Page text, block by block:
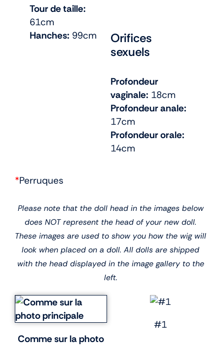
Tour de taille:
61cm
Hanches: 99cm
Orifices
sexuels
Profondeur
vaginale: 18cm
Profondeur anale:
17cm
Profondeur orale:
14cm
*Perruques
Please note that the doll head in the images below
does NOT represent the head of your new doll.
These images are used to show you how the wig will
look when placed on a doll. All dolls are shipped
with the head displayed in the image gallery to the
left.
Comme sur la photo
#1